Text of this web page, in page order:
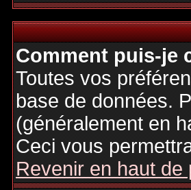
Comment puis-je
Toutes vos
base de données.
(généralement en
Ceci vous
Revenir en haut de